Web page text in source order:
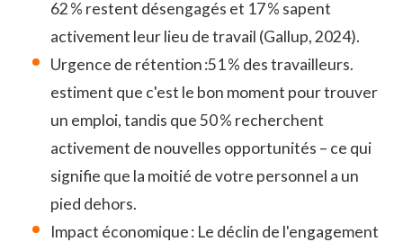
62 % restent désengagés et 17 % sapent
activement leur lieu de travail (Gallup, 2024).
Urgence de rétention :51 % des travailleurs.
estiment que c'est le bon moment pour trouver
un emploi, tandis que 50 % recherchent
activement de nouvelles opportunités – ce qui
signifie que la moitié de votre personnel a un
pied dehors.
Impact économique : Le déclin de l'engagement